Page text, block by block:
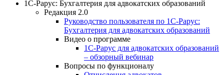
1С-Рарус: Бухгалтерия для адвокатских образований
Редакция 2.0
Руководство пользователя по 1С-Рарус:
Бухгалтерия для адвокатских образований
Видео о программе
1С-Рарус для адвокатских образований
– обзорный вебинар
Вопросы по функционалу